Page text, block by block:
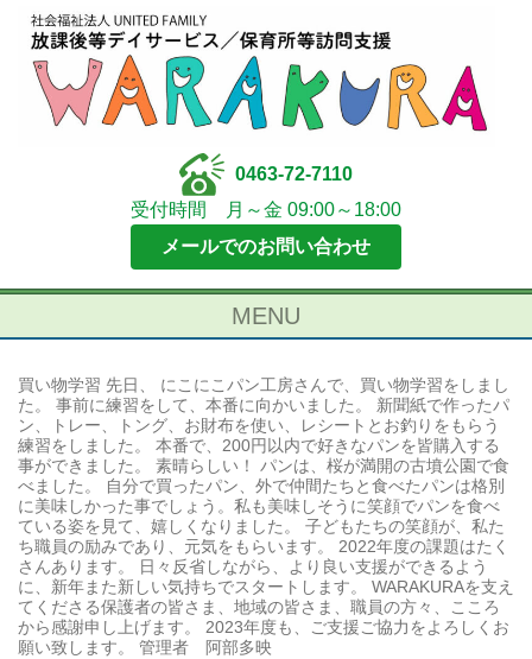
0463-72-7110
受付時間 月～金 09:00～18:00
メールでのお問い合わせ
MENU
買い物学習 先日、 にこにこパン工房さんで、買い物学習をしまし
た。 事前に練習をして、本番に向かいました。 新聞紙で作ったパ
ン、トレー、トング、お財布を使い、レシートとお釣りをもらう
練習をしました。 本番で、200円以内で好きなパンを皆購入する
事ができました。 素晴らしい！ パンは、桜が満開の古墳公園で食
べました。 自分で買ったパン、外で仲間たちと食べたパンは格別
に美味しかった事でしょう。私も美味しそうに笑顔でパンを食べ
ている姿を見て、嬉しくなりました。 子どもたちの笑顔が、私た
ち職員の励みであり、元気をもらいます。 2022年度の課題はたく
さんあります。 日々反省しながら、より良い支援ができるよう
に、新年また新しい気持ちでスタートします。 WARAKURAを支え
てくださる保護者の皆さま、地域の皆さま、職員の方々、こころ
から感謝申し上げます。 2023年度も、ご支援ご協力をよろしくお
願い致します。 管理者 阿部多映